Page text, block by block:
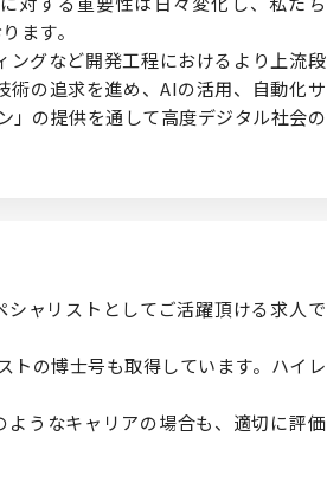
ます。
ングなど開発工程におけるより上流段
術の追求を進め、AIの活用、自動化サ
」の提供を通して高度デジタル社会の
ャリストとしてご活躍頂ける求人で
トの博士号も取得しています。ハイレ
ようなキャリアの場合も、適切に評価